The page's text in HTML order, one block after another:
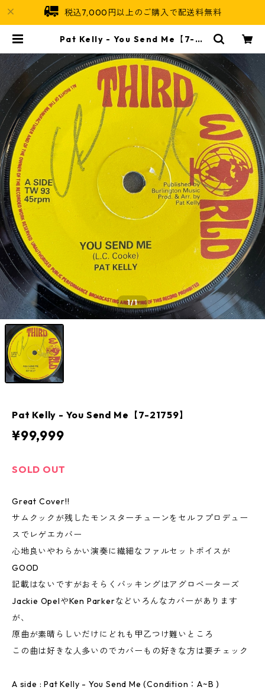
税込7,000円以上のご購入で配送料無料
Pat Kelly - You Send Me【7-21
1/1
Pat Kelly - You Send Me【7-21759】
¥99,999
SOLD OUT
Great Cover!!
サムクックが残したモンスターチューンをセルフプロデュー
スでレゲエカバー
心地良いやわらかい演奏に繊細なファルセットボイスが
GOOD
記載はないですがおそらくバッキングはアグロベーターズ
Jackie OpelやKen Parkerなどいろんなカバーがあります
が、
原曲が素晴らしいだけにどれも甲乙つけ難いところ
この曲は好きな人多いのでカバーもの好きな方は要チェック
A side : Pat Kelly - You Send Me (Condition：A~B )